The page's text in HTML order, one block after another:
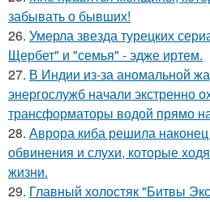
забывать о бывших!
26. Умерла звезда турецких
Щербет" и "семья" - эдже иртем.
27. В Индии из-за аномальной
энергослужб начали экстренно
трансформаторы водой прямо
28. Аврора киба решила наконец
обвинения и слухи, которые
жизни.
29. Главный холостяк "Битвы